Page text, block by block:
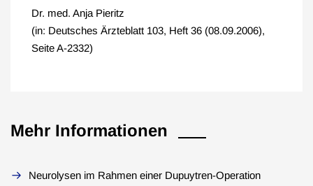
Dr. med. Anja Pieritz
(in: Deutsches Ärzteblatt 103, Heft 36 (08.09.2006),
Seite A-2332)
Mehr Informationen
Neurolysen im Rahmen einer Dupuytren-Operation